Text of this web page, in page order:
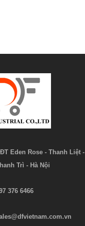
Eden Rose - Thanh Liệt -
Trì - Hà Nội
376 6466